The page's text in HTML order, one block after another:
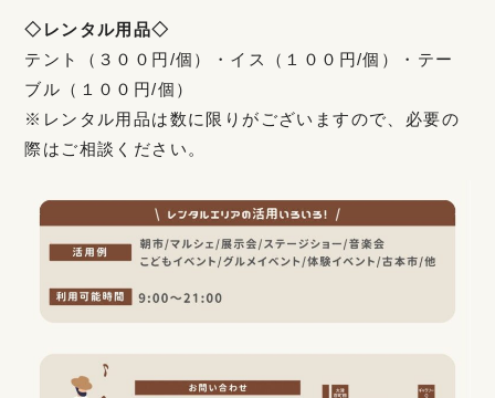
◇レンタル用品◇
テント（３００円/個）・イス（１００円/個）・テー
ブル（１００円/個）
※レンタル用品は数に限りがございますので、必要の
際はご相談ください。